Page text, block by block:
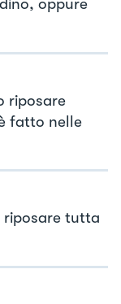
oppure
riposare
fatto nelle
riposare tutta